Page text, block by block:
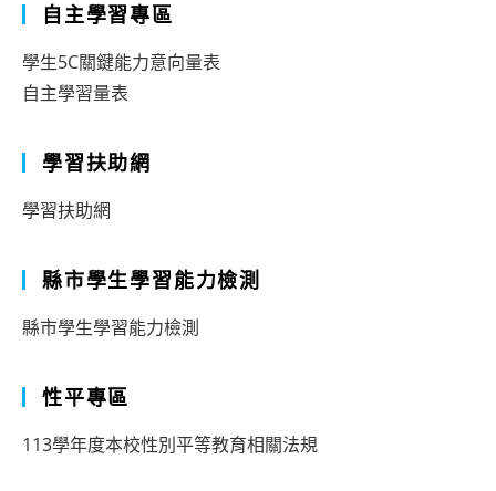
自主學習專區
學生5C關鍵能力意向量表
自主學習量表
學習扶助網
學習扶助網
縣市學生學習能力檢測
縣市學生學習能力檢測
性平專區
113學年度本校性別平等教育相關法規